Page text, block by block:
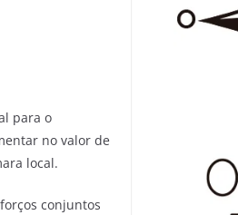
para o
no valor de
local.
conjuntos